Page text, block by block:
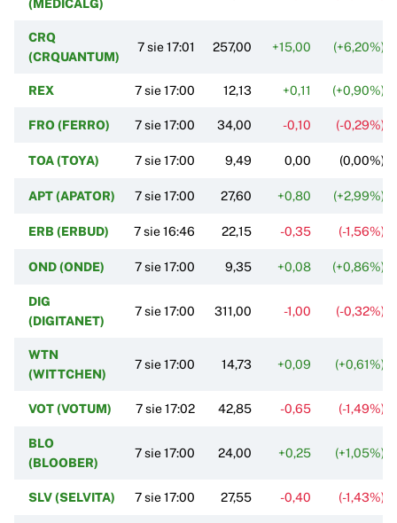
(MEDICALG)
CRQ
(CRQUANTUM)
7 sie 17:01 257,00 +15,00 (+6,20%)
REX 7 sie 17:00 12,13 +0,11 (+0,90%)
FRO (FERRO) 7 sie 17:00 34,00 -0,10 (-0,29%)
TOA (TOYA) 7 sie 17:00 9,49 0,00 (0,00%)
APT (APATOR) 7 sie 17:00 27,60 +0,80 (+2,99%)
ERB (ERBUD) 7 sie 16:46 22,15 -0,35 (-1,56%)
OND (ONDE) 7 sie 17:00 9,35 +0,08 (+0,86%)
DIG
(DIGITANET)
7 sie 17:00 311,00 -1,00 (-0,32%)
WTN
(WITTCHEN)
7 sie 17:00 14,73 +0,09 (+0,61%)
VOT (VOTUM) 7 sie 17:02 42,85 -0,65 (-1,49%)
BLO
(BLOOBER)
7 sie 17:00 24,00 +0,25 (+1,05%)
SLV (SELVITA) 7 sie 17:00 27,55 -0,40 (-1,43%)